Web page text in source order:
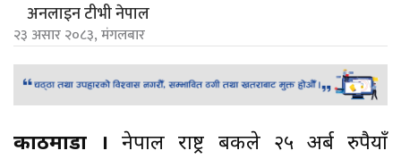
अनलाइन टीभी नेपाल
२३ असार २०८३, मंगलबार
काठमाडौं ।नेपाल राष्ट्र बैंकले २५ अर्ब रुपैयाँ